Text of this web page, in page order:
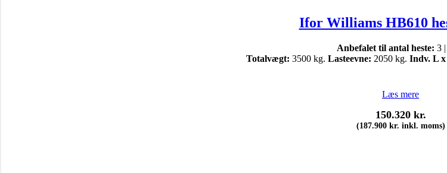
Ifor Williams HB610
Anbefalet til antal heste: 3
Totalvægt: 3500 kg. Lasteevne: 2050 kg. Indv. L
Læs mere
150.320 kr.
(187.900 kr. inkl. moms)